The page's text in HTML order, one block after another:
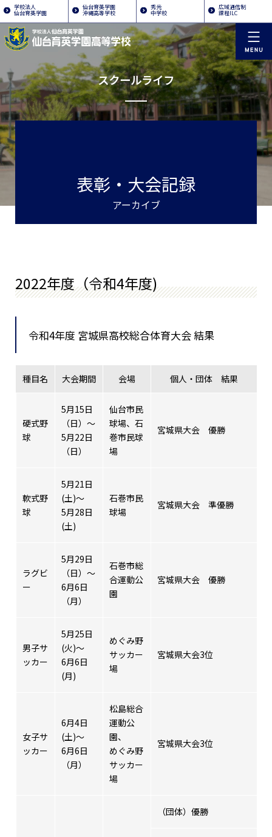
学校法人
仙台育英学園
仙台育英学園
沖縄高等学校
秀光
中学校
広域通信制
課程ILC
スクールライフ
表彰・大会記録
アーカイブ
2022年度（令和4年度)
令和4年度 宮城県高校総合体育大会 結果
種目名 大会期間 会場 個人・団体 結果
硬式野
球
5月15日
（日）～
5月22日
（日）
仙台市民
球場、石
巻市民球
場
宮城県大会 優勝
軟式野
球
5月21日
(土)～
5月28日
(土)
石巻市民
球場
宮城県大会 準優勝
ラグビ
ー
5月29日
（日）～
6月6日
（月）
石巻市総
合運動公
園
宮城県大会 優勝
男子サ
ッカー
5月25日
(火)～
6月6日
(月)
めぐみ野
サッカー
場
宮城県大会3位
女子サ
ッカー
6月4日
(土)～
6月6日
（月）
松島総合
運動公
園、
めぐみ野
サッカー
場
宮城県大会3位
（団体）優勝